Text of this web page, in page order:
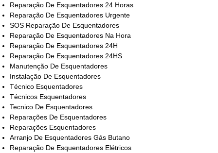
Reparação De Esquentadores 24 Horas
Reparação De Esquentadores Urgente
SOS Reparação De Esquentadores
Reparação De Esquentadores Na Hora
Reparação De Esquentadores 24H
Reparação De Esquentadores 24HS
Manutenção De Esquentadores
Instalação De Esquentadores
Técnico Esquentadores
Técnicos Esquentadores
Tecnico De Esquentadores
Reparações De Esquentadores
Reparações Esquentadores
Arranjo De Esquentadores Gás Butano
Reparação De Esquentadores Elétricos